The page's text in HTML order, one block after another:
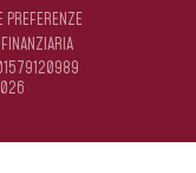
PREFERENZE